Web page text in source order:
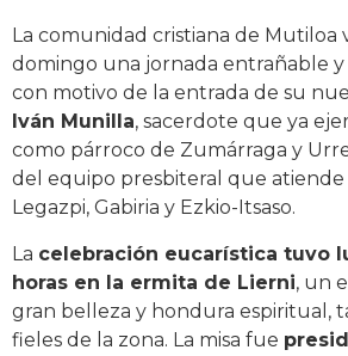
La comunidad cristiana de Mutiloa
domingo una jornada entrañable
con motivo de la entrada de su
Iván Munilla, sacerdote que ya
como párroco de Zumárraga y
del equipo presbiteral que atiende
Legazpi, Gabiria y Ezkio-Itsaso.
La celebración eucarística tuvo
horas en la ermita de Lierni, un
gran belleza y hondura espiritual,
fieles de la zona. La misa fue